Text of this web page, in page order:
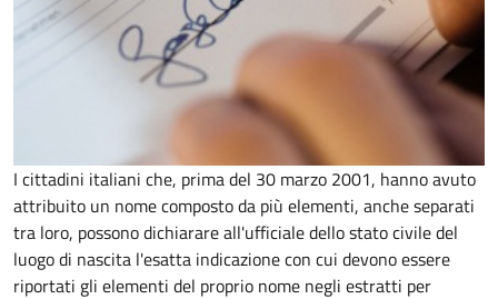
I cittadini italiani che, prima del 30 marzo 2001, hanno avuto
attribuito un nome composto da più elementi, anche separati
tra loro, possono dichiarare all'ufficiale dello stato civile del
luogo di nascita l'esatta indicazione con cui devono essere
riportati gli elementi del proprio nome negli estratti per